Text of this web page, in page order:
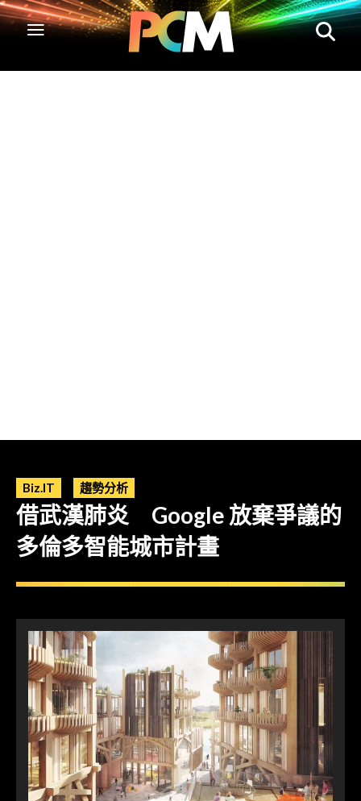
Biz.IT 趨勢分析
借武漢肺炎 Google 放棄爭議的
多倫多智能城市計畫